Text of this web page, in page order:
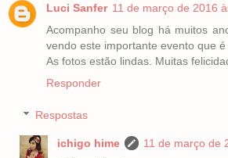
Luci Sanfer 11 de março de 2016
Acompanho seu blog há muitos
vendo este importante evento que é
As fotos estão lindas. Muitas
Responder
Respostas
ichigo hime
11 de março de